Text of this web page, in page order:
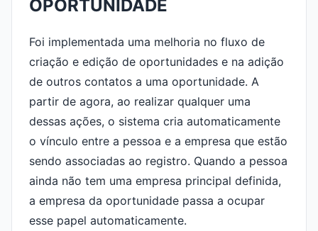
OPORTUNIDADE
Foi implementada uma melhoria no fluxo de
criação e edição de oportunidades e na adição
de outros contatos a uma oportunidade. A
partir de agora, ao realizar qualquer uma
dessas ações, o sistema cria automaticamente
o vínculo entre a pessoa e a empresa que estão
sendo associadas ao registro. Quando a pessoa
ainda não tem uma empresa principal definida,
a empresa da oportunidade passa a ocupar
esse papel automaticamente.